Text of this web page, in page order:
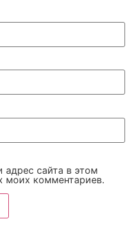
сайта в этом
моих комментариев.